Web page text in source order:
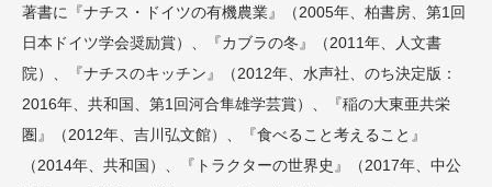
著書に『ナチス・ドイツの有機農業』（2005年、柏書房、第1回
日本ドイツ学会奨励賞）、『カブラの冬』（2011年、人文書
院）、『ナチスのキッチン』（2012年、水声社、のち決定版：
2016年、共和国、第1回河合隼雄学芸賞）、『稲の大東亜共栄
圏』（2012年、吉川弘文館）、『食べること考えること』
（2014年、共和国）、『トラクターの世界史』（2017年、中公